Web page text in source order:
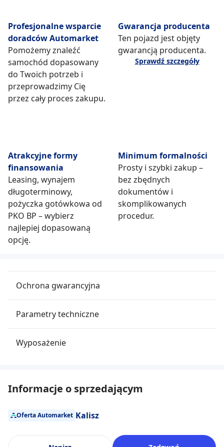
Profesjonalne wsparcie
doradców Automarket
Pomożemy znaleźć
samochód dopasowany
do Twoich potrzeb i
przeprowadzimy Cię
przez cały proces zakupu.
Gwarancja producenta
Ten pojazd jest objęty
gwarancją producenta.
Sprawdź szczegóły
Atrakcyjne formy
finansowania
Leasing, wynajem
długoterminowy,
pożyczka gotówkowa od
PKO BP – wybierz
najlepiej dopasowaną
opcję.
Minimum formalności
Prosty i szybki zakup –
bez zbędnych
dokumentów i
skomplikowanych
procedur.
Ochrona gwarancyjna
Parametry techniczne
Wyposażenie
Informacje o sprzedającym
Oferta Automarket Kalisz